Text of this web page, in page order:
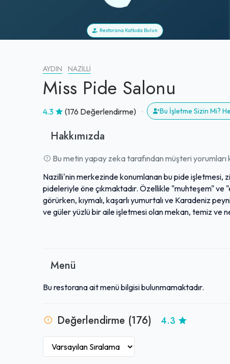
Restorana Katkıda Bulun
AYDIN NAZILLI
Miss Pide Salonu
4.3 (176 Değerlendirme) Bu İşletme Sizin Mi?
Hakkımızda
Bu metin yapay zeka tarafından müşteri yorumları
Nazilli'nin merkezinde konumlanan bu pide işletmesi,
pideleriyle öne çıkmaktadır. Özellikle "muhteşem"
görürken, kıymalı, kaşarlı yumurtalı ve Karadeniz
ve güler yüzlü bir aile işletmesi olan mekan, temiz ve
yanında özenle hazırlanmış taze salatalar ikram
Menü
Bu restorana ait menü bilgisi bulunmamaktadır.
Değerlendirme (176) 4.3